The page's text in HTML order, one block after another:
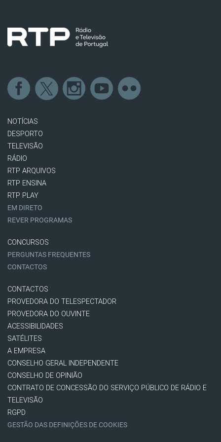
NOTÍCIAS
DESPORTO
TELEVISÃO
RÁDIO
RTP ARQUIVOS
RTP ENSINA
RTP PLAY
EM DIRETO
REVER PROGRAMAS
CONCURSOS
PERGUNTAS FREQUENTES
CONTACTOS
CONTACTOS
PROVEDORA DO TELESPECTADOR
PROVEDORA DO OUVINTE
ACESSIBILIDADES
SATÉLITES
A EMPRESA
CONSELHO GERAL INDEPENDENTE
CONSELHO DE OPINIÃO
CONTRATO DE CONCESSÃO DO SERVIÇO PÚBLICO DE RÁDIO E
TELEVISÃO
RGPD
GESTÃO DAS DEFINIÇÕES DE COOKIES